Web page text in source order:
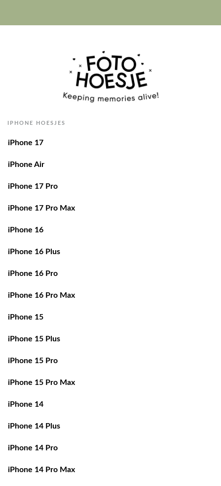
IPHONE HOESJES
iPhone 17
iPhone Air
iPhone 17 Pro
iPhone 17 Pro Max
iPhone 16
iPhone 16 Plus
iPhone 16 Pro
iPhone 16 Pro Max
iPhone 15
iPhone 15 Plus
iPhone 15 Pro
iPhone 15 Pro Max
iPhone 14
iPhone 14 Plus
iPhone 14 Pro
iPhone 14 Pro Max